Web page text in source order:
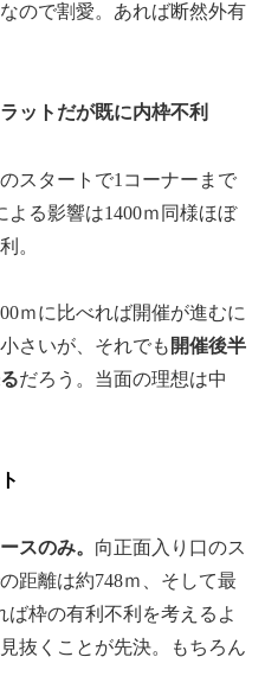
ので割愛。あれば断然外有
ットだが既に内枠不利
スタートで1コーナーまで
よる影響は1400ｍ同様ほぼ
。
ｍに比べれば開催が進むに
さいが、それでも 開催後半
だろう。当面の理想は中
スのみ。 向正面入り口のス
距離は約748ｍ、そして最
ば枠の有利不利を考えるよ
抜くことが先決。もちろん